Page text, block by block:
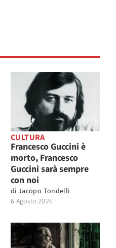
CULTURA
Francesco Guccini è
morto, Francesco
Guccini sarà sempre
con noi
di Jacopo Tondelli
6 Agosto 2026